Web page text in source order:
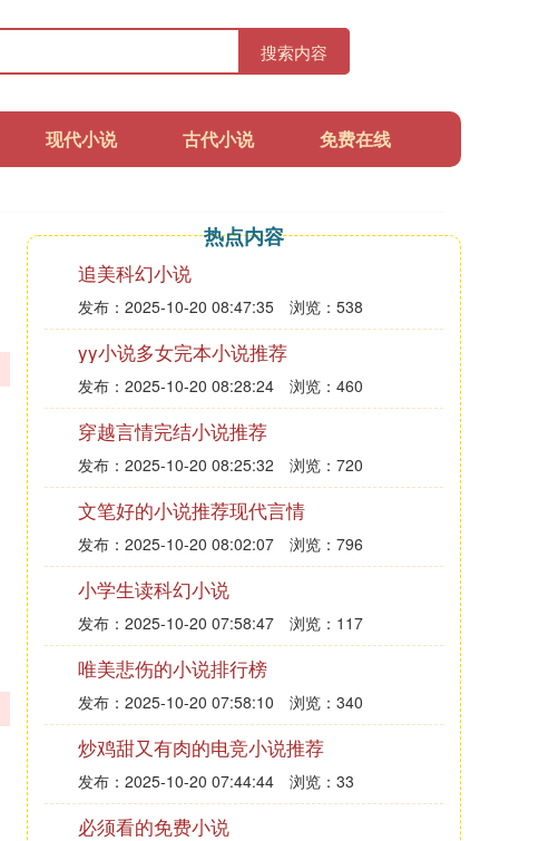
搜索内容
现代小说 古代小说 免费在线
热点内容
追美科幻小说
发布：2025-10-20 08:47:35 浏览：538
yy小说多女完本小说推荐
发布：2025-10-20 08:28:24 浏览：460
穿越言情完结小说推荐
发布：2025-10-20 08:25:32 浏览：720
文笔好的小说推荐现代言情
发布：2025-10-20 08:02:07 浏览：796
小学生读科幻小说
发布：2025-10-20 07:58:47 浏览：117
唯美悲伤的小说排行榜
发布：2025-10-20 07:58:10 浏览：340
炒鸡甜又有肉的电竞小说推荐
发布：2025-10-20 07:44:44 浏览：33
必须看的免费小说